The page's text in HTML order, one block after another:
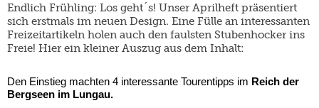
Endlich Frühling: Los geht´s! Unser Aprilheft präsentiert
sich erstmals im neuen Design. Eine Fülle an interessanten
Freizeitartikeln holen auch den faulsten Stubenhocker ins
Freie! Hier ein kleiner Auszug aus dem Inhalt:
Den Einstieg machten 4 interessante Tourentipps im Reich der
Bergseen im Lungau.